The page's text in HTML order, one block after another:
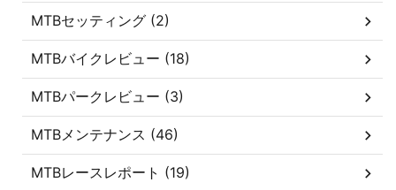
MTBセッティング (2)
MTBバイクレビュー (18)
MTBパークレビュー (3)
MTBメンテナンス (46)
MTBレースレポート (19)